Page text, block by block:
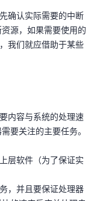
确认实际需要的中断
源，如果需要使用的
我们就应借助于某些
内容与系统的处理速
要关注的主要任务。
层软件（为了保证实
，并且要保证处理器